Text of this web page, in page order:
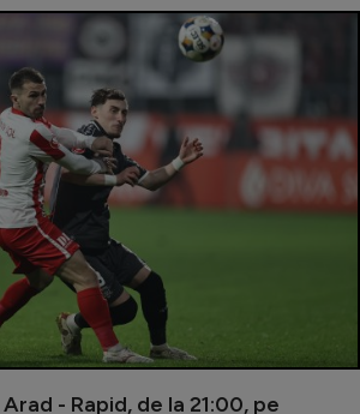
Arad - Rapid, de la 21:00, pe